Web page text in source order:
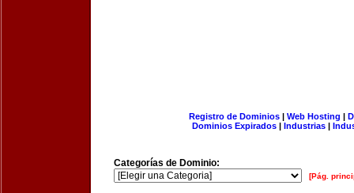
Registro de Dominios| Web Hosting |
Dominios Expirados | Industrias |
Categorías de Dominio:
[Pág.